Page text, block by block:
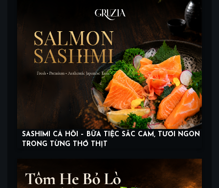
SASHIMI CÁ HỒI – BỮA TIỆC SẮC CAM, TƯƠI NGON
TRONG TỪNG THỚ THỊT